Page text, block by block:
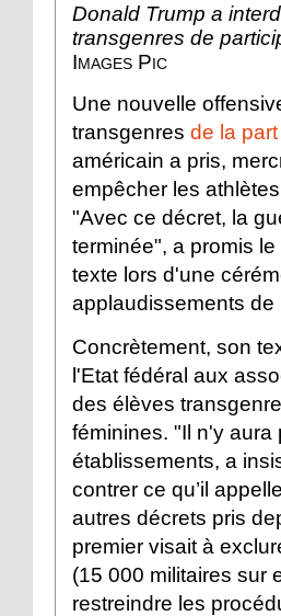
Donald Trump a
transgenres de
Images Pic
Une nouvelle
transgenres de la
américain a pris,
empêcher les
"Avec ce décret, la
terminée", a promis
texte lors d'une
applaudissements
Concrètement, son
l'Etat fédéral aux
des élèves
féminines. "Il n'y
établissements, a
contrer ce qu’il
autres décrets pris
premier visait à
(15 000 militaires sur
restreindre les